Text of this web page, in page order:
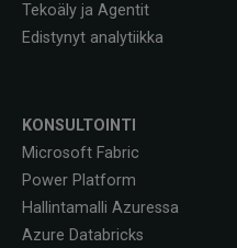
Tekoäly ja Agentit
Edistynyt analytiikka
KONSULTOINTI
Microsoft Fabric
Power Platform
Hallintamalli Azuressa
Azure Databricks